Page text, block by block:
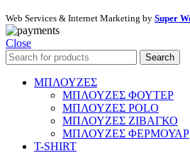
Web Services & Internet Marketing by Super
Close
Search
ΜΠΛΟΥΖΕΣ
ΜΠΛΟΥΖΕΣ ΦΟΥΤΕΡ
ΜΠΛΟΥΖΕΣ POLO
ΜΠΛΟΥΖΕΣ ΖΙΒΑΓΚΟ
ΜΠΛΟΥΖΕΣ ΦΕΡΜΟΥΑΡ
T-SHIRT